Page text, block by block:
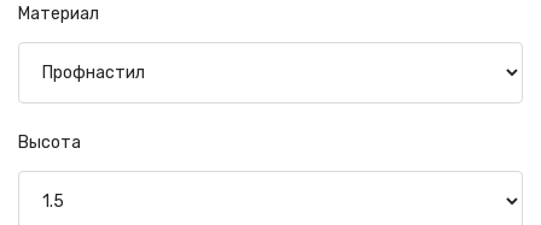
Материал
Высота